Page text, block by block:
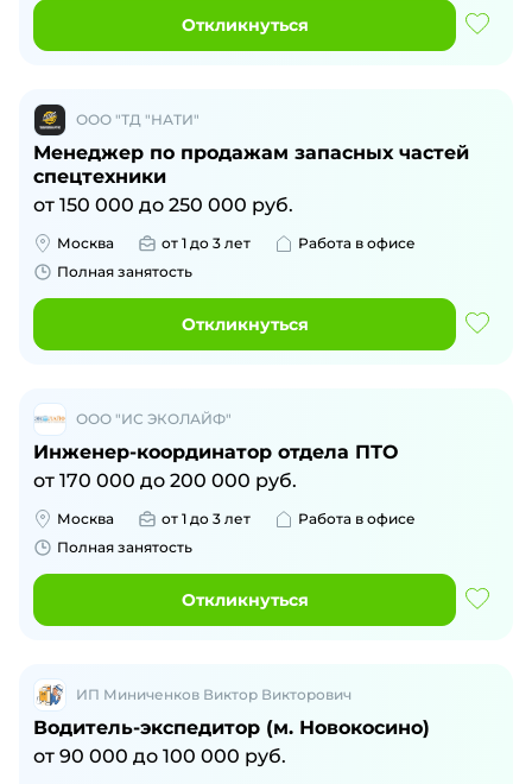
Откликнуться
ООО "ТД "НАТИ"
Менеджер по продажам запасных частей
спецтехники
от 150 000 до 250 000 руб.
Москва от 1 до 3 лет
Работа в офисе
Полная занятость
Откликнуться
ООО "ИС ЭКОЛАЙФ"
Инженер-координатор отдела ПТО
от 170 000 до 200 000 руб.
Москва от 1 до 3 лет
Работа в офисе
Полная занятость
Откликнуться
ИП Миниченков Виктор Викторович
Водитель-экспедитор (м. Новокосино)
от 90 000 до 100 000 руб.